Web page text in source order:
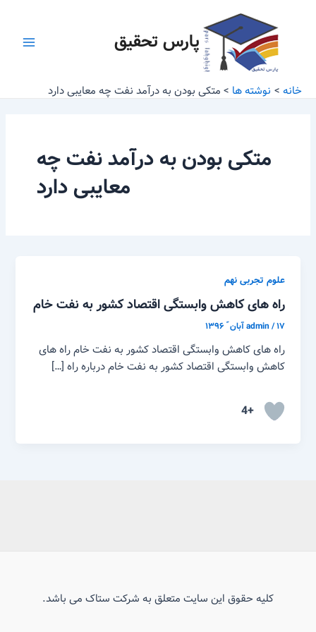
پارس تحقیق
خانه نوشته ها متکی بودن به درآمد نفت چه معایبی دارد
متکی بودن به درآمد نفت چه
معایبی دارد
علوم تجربی نهم
راه های کاهش وابستگی اقتصاد کشور به نفت خام
admin/۱۷ آبان ّ ۱۳۹۶
راه های کاهش وابستگی اقتصاد کشور به نفت خام راه های
کاهش وابستگی اقتصاد کشور به نفت خام درباره راه […]
+4
کلیه حقوق این سایت متعلق به شرکت ستاک می باشد.